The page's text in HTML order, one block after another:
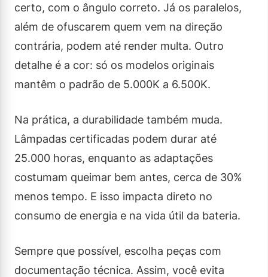
certo, com o ângulo correto. Já os paralelos,
além de ofuscarem quem vem na direção
contrária, podem até render multa. Outro
detalhe é a cor: só os modelos originais
mantêm o padrão de 5.000K a 6.500K.
Na prática, a durabilidade também muda.
Lâmpadas certificadas podem durar até
25.000 horas, enquanto as adaptações
costumam queimar bem antes, cerca de 30%
menos tempo. E isso impacta direto no
consumo de energia e na vida útil da bateria.
Sempre que possível, escolha peças com
documentação técnica. Assim, você evita